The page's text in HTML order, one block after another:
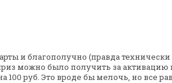
и благополучно (правдатехнически
можно было получить за активацию
100 руб. Это вроде бы мелочь, но все